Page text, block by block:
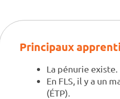
Principaux
La pénurie existe.
En FLS, il y a un
(ÉTP).